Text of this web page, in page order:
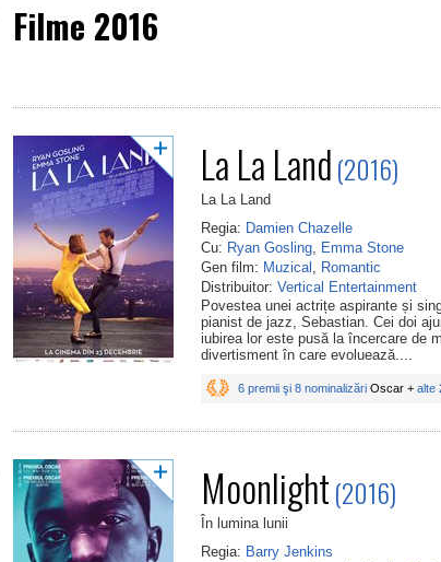
Filme 2016
La La Land(2016)
La La Land
Regia: Damien Chazelle
Cu: Ryan Gosling, Emma Stone
Gen film: Muzical , Romantic
Distribuitor: Vertical Entertainment
Povestea unei actrițe aspirante și
pianist de jazz, Sebastian. Cei doi
iubirea lor este pusă la încercare de
divertisment în care evoluează....
6 premii şi 8 nominalizări Oscar + alte
Moonlight(2016)
În lumina lunii
Regia: Barry Jenkins